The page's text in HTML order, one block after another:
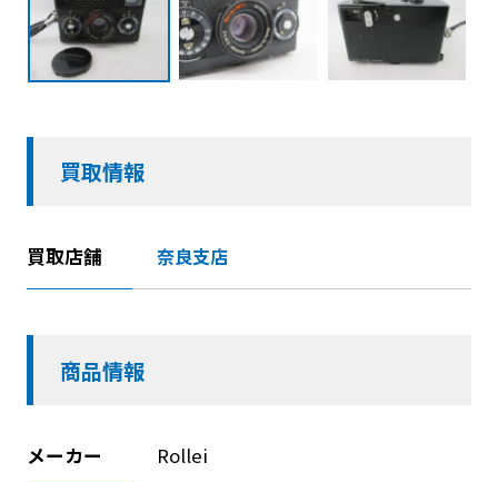
買取情報
買取店舗 奈良支店
商品情報
メーカー Rollei